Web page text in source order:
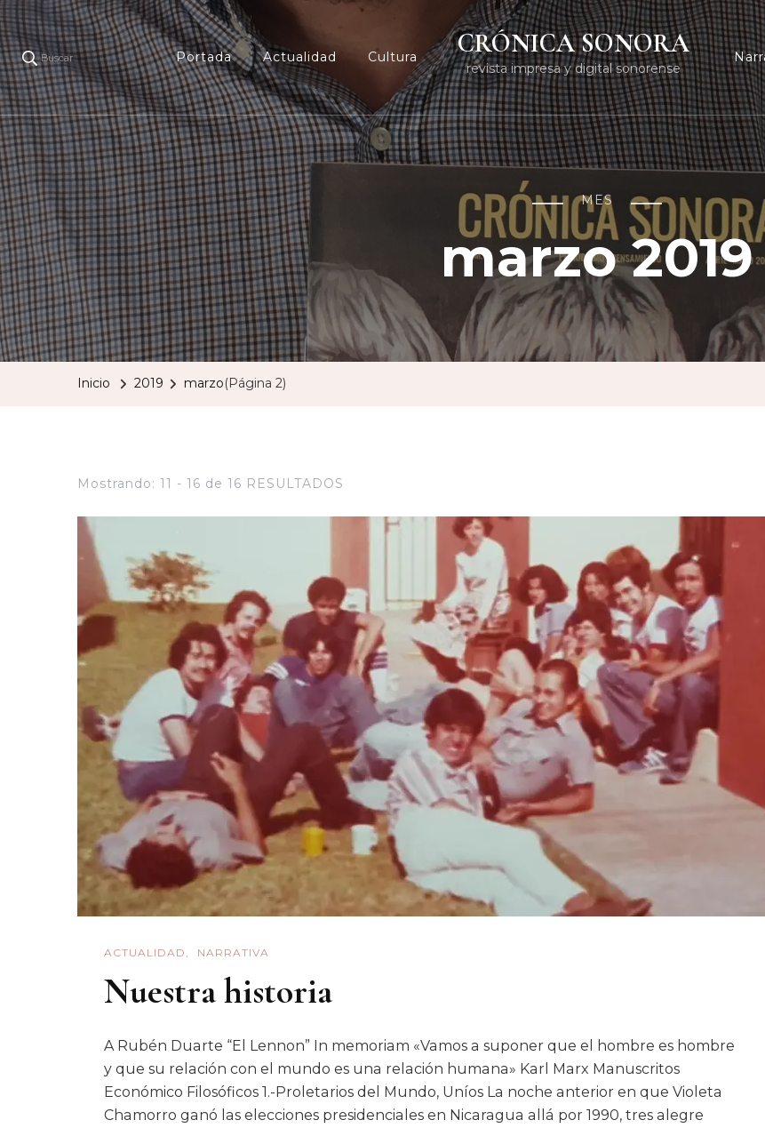
Buscar Portada Actualidad Cultura CRÓNICA SONORA
revista impresa y digital sonorense
MES
marzo 2019
Inicio 2019 marzo(Página 2)
Mostrando: 11 - 16 de 16 RESULTADOS
ACTUALIDAD NARRATIVA
Nuestra historia
A Rubén Duarte “El Lennon” In memoriam «Vamos a suponer que el hombre es hombre
y que su relación con el mundo es una relación humana» Karl Marx Manuscritos
Económico Filosóficos 1.-Proletarios del Mundo, Uníos La noche anterior en que Violeta
Chamorro ganó las elecciones presidenciales en Nicaragua allá por 1990, tres alegre